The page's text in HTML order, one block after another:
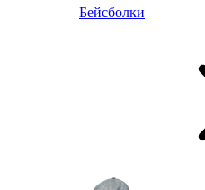
Бейсболки